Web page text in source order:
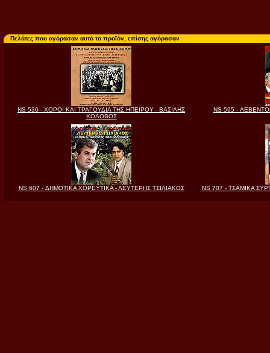
Πελάτες που αγόρασαν αυτό το προϊόν, επίσης αγόρασαν
NS 536 - ΧΟΡΟΙ ΚΑΙ ΤΡΑΓΟΥΔΙΑ ΤΗΣ ΗΠΕΙΡΟΥ - ΒΑΣΙΛΗΣ
ΚΟΛΟΒΟΣ
NS 595 -
NS 607 - ΔΗΜΟΤΙΚΑ ΧΟΡΕΥΤΙΚΑ - ΛΕΥΤΕΡΗΣ ΤΣΙΛΙΑΚΟΣ NS 707 - ΤΣΑΜΙΚΑ